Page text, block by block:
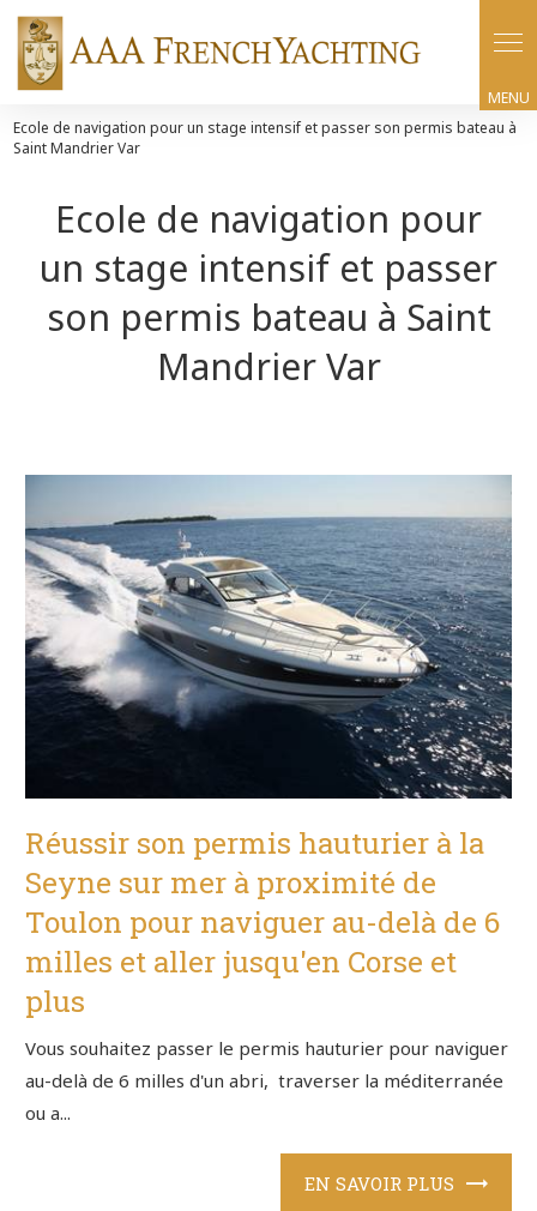
Ecole de navigation pour un stage intensif et passer son permis bateau à
Saint Mandrier Var
Ecole de navigation pour
un stage intensif et passer
son permis bateau à Saint
Mandrier Var
Réussir son permis hauturier à la
Seyne sur mer à proximité de
Toulon pour naviguer au-delà de 6
milles et aller jusqu'en Corse et
plus
Vous souhaitez passer le permis hauturier pour naviguer
au-delà de 6 milles d'un abri, traverser la méditerranée
ou a...
EN SAVOIR PLUS
Panneau de gestion des cookies